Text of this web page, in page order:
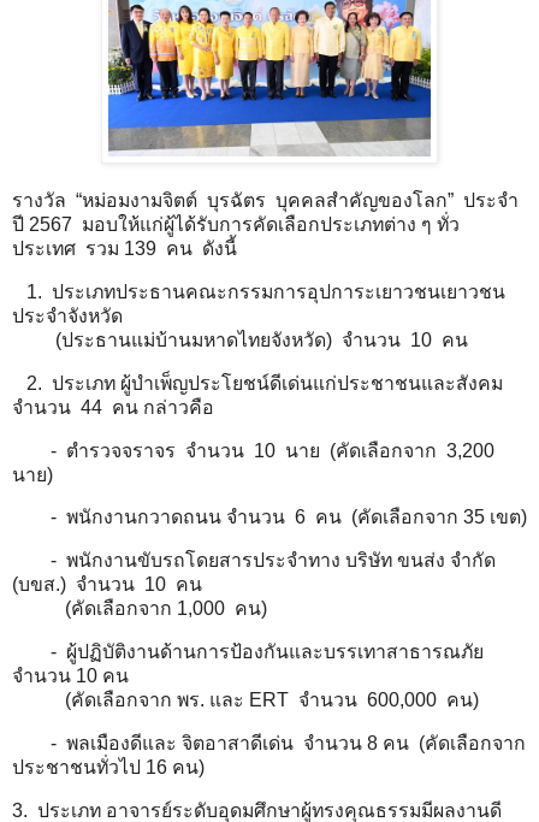
รางวัล “หม่อมงามจิตต์ บุรฉัตร บุคคลสำคัญของโลก” ประจำ
ปี 2567 มอบให้แก่ผู้ได้รับการคัดเลือกประเภทต่าง ๆ ทั่ว
ประเทศ รวม 139 คน ดังนี้
1. ประเภทประธานคณะกรรมการอุปการะเยาวชนเยาวชน
ประจำจังหวัด
(ประธานแม่บ้านมหาดไทยจังหวัด) จำนวน 10 คน
2. ประเภท ผู้บำเพ็ญประโยชน์ดีเด่นแก่ประชาชนและสังคม
จำนวน 44 คน กล่าวคือ
- ตำรวจจราจร จำนวน 10 นาย (คัดเลือกจาก 3,200
นาย)
- พนักงานกวาดถนน จำนวน 6 คน (คัดเลือกจาก 35 เขต)
- พนักงานขับรถโดยสารประจำทาง บริษัท ขนส่ง จำกัด
(บขส.) จำนวน 10 คน
(คัดเลือกจาก 1,000 คน)
- ผู้ปฏิบัติงานด้านการป้องกันและบรรเทาสาธารณภัย
จำนวน 10 คน
(คัดเลือกจาก พร. และ ERT จำนวน 600,000 คน)
- พลเมืองดีและ จิตอาสาดีเด่น จำนวน 8 คน (คัดเลือกจาก
ประชาชนทั่วไป 16 คน)
3. ประเภท อาจารย์ระดับอุดมศึกษาผู้ทรงคุณธรรมมีผลงานดี